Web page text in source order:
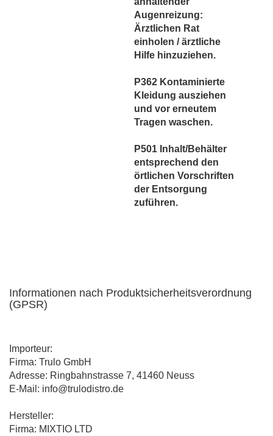
Augenreizung:
Ärztlichen Rat
einholen / ärztliche
Hilfe hinzuziehen.
P362 Kontaminierte
Kleidung ausziehen
und vor erneutem
Tragen waschen.
P501 Inhalt/Behälter
entsprechend den
örtlichen Vorschriften
der Entsorgung
zuführen.
Informationen nach Produktsicherheitsverordnung
(GPSR)
Importeur:
Firma: Trulo GmbH
Adresse: Ringbahnstrasse 7, 41460 Neuss
E-Mail: info@trulodistro.de
Hersteller:
Firma: MIXTIO LTD